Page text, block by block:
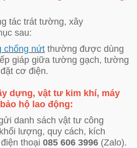
tác trát tường, xây
sau:
chống nứt thường được dùng
giáp giữa tường gạch, tường
cơ điện.
dựng, vật tư kim khí, máy
hộ lao động:
danh sách vật tư công
lượng, quy cách, kích
thoại 085 606 3996 (Zalo).